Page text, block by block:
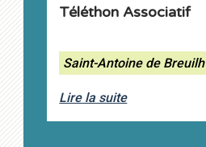
Téléthon Associatif
Saint-Antoine de Breuilh
Lire la suite